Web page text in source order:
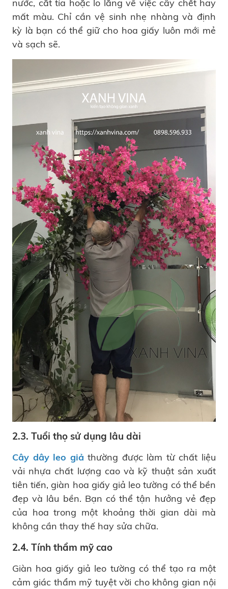
nước, cắt tỉa hoặc lo lắng về việc cây chết hay
mất màu. Chỉ cần vệ sinh nhẹ nhàng và định
kỳ là bạn có thể giữ cho hoa giấy luôn mới mẻ
và sạch sẽ.
2.3. Tuổi thọ sử dụng lâu dài
Cây dây leo giả thường được làm từ chất liệu
vải nhựa chất lượng cao và kỹ thuật sản xuất
tiên tiến, giàn hoa giấy giả leo tường có thể bền
đẹp và lâu bền. Bạn có thể tận hưởng vẻ đẹp
của hoa trong một khoảng thời gian dài mà
không cần thay thế hay sửa chữa.
2.4. Tính thẩm mỹ cao
Giàn hoa giấy giả leo tường có thể tạo ra một
cảm giác thẩm mỹ tuyệt vời cho không gian nội